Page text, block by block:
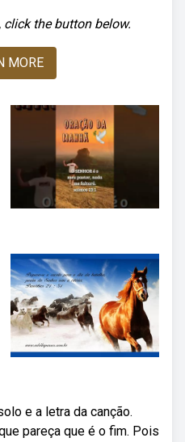
the button below.
MORE
e a letra da canção.
pareça que é o fim. Pois